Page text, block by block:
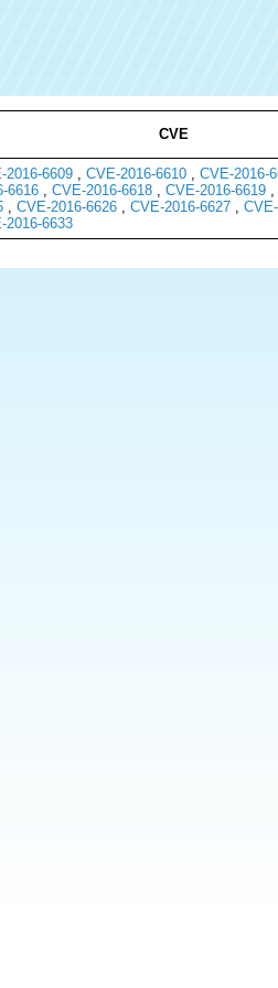
CVE
2016-6609, CVE-2016-6610, CVE-2016-
6616, CVE-2016-6618, CVE-2016-6619,
, CVE-2016-6626, CVE-2016-6627,
2016-6633